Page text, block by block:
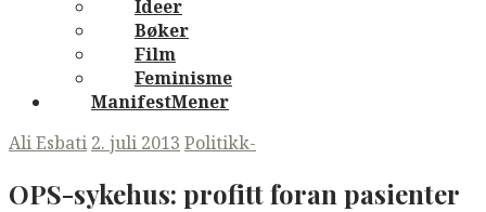
Ideer
Bøker
Film
Feminisme
ManifestMener
Ali Esbati 2. juli 2013 Politikk-
OPS-sykehus: profitt foran pasienter